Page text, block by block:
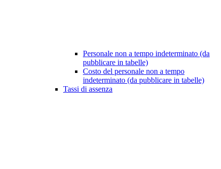
Personale non a tempo indeterminato (da
pubblicare in tabelle)
Costo del personale non a tempo
indeterminato (da pubblicare in tabelle)
Tassi di assenza